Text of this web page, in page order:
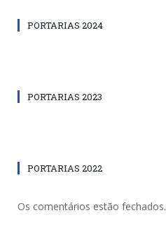
PORTARIAS 2024
PORTARIAS 2023
PORTARIAS 2022
Os comentários estão fechados.